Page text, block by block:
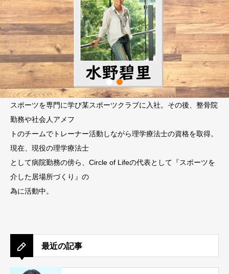
スポーツを専門に学び某スポーツクラブに入社。その後、整骨院
勤務や社会人アメフ
トのチームでトレーナー活動しながら理学療法士の資格を取得。
現在、現役の理学療法士
として病院勤務の傍ら、Circle of Lifeの代表として『スポーツを
介した居場所づくり』の
為に活動中。
最近の記事